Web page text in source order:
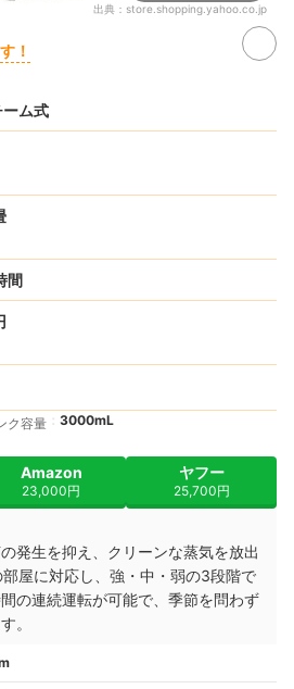
出典： store.shopping.yahoo.co.jp
！
ーム式
間
ク容量
3000mL
Amazon
23,000円
ヤフー
25,700円
発生を抑え、クリーンな蒸気を放出
屋に対応し、強・中・弱の3段階で
の連続運転が可能で、季節を問わず
。